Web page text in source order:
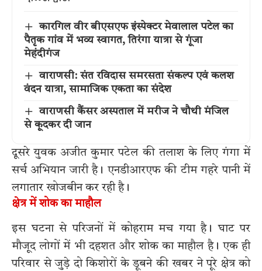
कारगिल वीर बीएसएफ इंस्पेक्टर मेवालाल पटेल का
पैतृक गांव में भव्य स्वागत, तिरंगा यात्रा से गूंजा
मेहंदीगंज
वाराणसी: संत रविदास समरसता संकल्प एवं कलश
वंदन यात्रा, सामाजिक एकता का संदेश
वाराणसी कैंसर अस्पताल में मरीज ने चौथी मंजिल
से कूदकर दी जान
दूसरे युवक अजीत कुमार पटेल की तलाश के लिए गंगा में
सर्च अभियान जारी है। एनडीआरएफ की टीम गहरे पानी में
लगातार खोजबीन कर रही है।
क्षेत्र में शोक का माहौल
इस घटना से परिजनों में कोहराम मच गया है। घाट पर
मौजूद लोगों में भी दहशत और शोक का माहौल है। एक ही
परिवार से जुड़े दो किशोरों के डूबने की खबर ने पूरे क्षेत्र को